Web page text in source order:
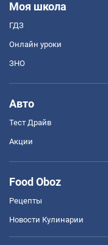
Моя школа
ГДЗ
Онлайн уроки
ЗНО
Авто
Тест Драйв
Акции
Food Oboz
Рецепты
Новости Кулинарии